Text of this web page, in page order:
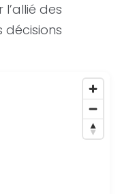
des
décisions